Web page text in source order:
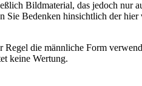
Bildmaterial, das jedoch nur
Sie Bedenken hinsichtlich der
die männliche Form
keine Wertung.